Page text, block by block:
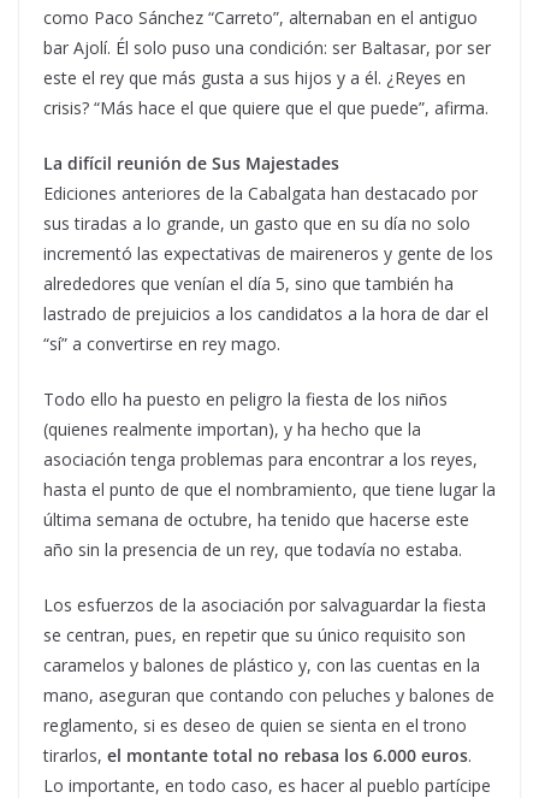
como Paco Sánchez “Carreto”, alternaban en el antiguo
bar Ajolí. Él solo puso una condición: ser Baltasar, por ser
este el rey que más gusta a sus hijos y a él. ¿Reyes en
crisis? “Más hace el que quiere que el que puede”, afirma.
La difícil reunión de Sus Majestades
Ediciones anteriores de la Cabalgata han destacado por
sus tiradas a lo grande, un gasto que en su día no solo
incrementó las expectativas de maireneros y gente de los
alrededores que venían el día 5, sino que también ha
lastrado de prejuicios a los candidatos a la hora de dar el
“sí” a convertirse en rey mago.
Todo ello ha puesto en peligro la fiesta de los niños
(quienes realmente importan), y ha hecho que la
asociación tenga problemas para encontrar a los reyes,
hasta el punto de que el nombramiento, que tiene lugar la
última semana de octubre, ha tenido que hacerse este
año sin la presencia de un rey, que todavía no estaba.
Los esfuerzos de la asociación por salvaguardar la fiesta
se centran, pues, en repetir que su único requisito son
caramelos y balones de plástico y, con las cuentas en la
mano, aseguran que contando con peluches y balones de
reglamento, si es deseo de quien se sienta en el trono
tirarlos, el montante total no rebasa los 6.000 euros.
Lo importante, en todo caso, es hacer al pueblo partícipe